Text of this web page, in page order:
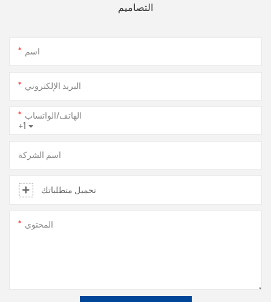
التصاميم
اسم
البريد الإلكتروني
+1
الهاتف/الواتساب
اسم الشركة
تحميل متطلباتك
المحتوى